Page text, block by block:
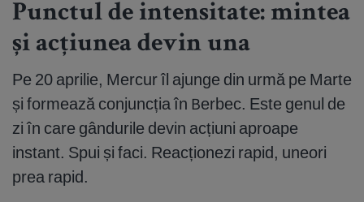
Punctul de intensitate: mintea
și acțiunea devin una
Pe 20 aprilie, Mercur îl ajunge din urmă pe Marte
și formează conjuncția în Berbec. Este genul de
zi în care gândurile devin acțiuni aproape
instant. Spui și faci. Reacționezi rapid, uneori
prea rapid.